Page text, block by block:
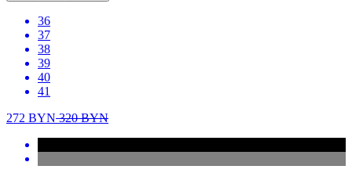
36
37
38
39
40
41
272 BYN320BYN